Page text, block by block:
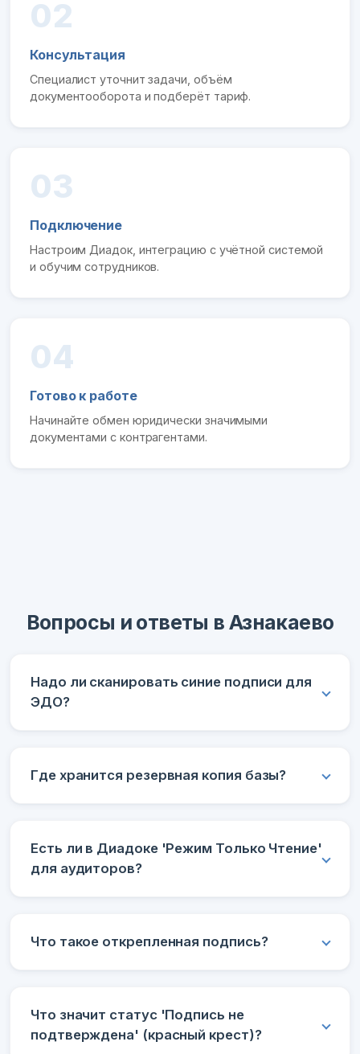
02
Консультация
Специалист уточнит задачи, объём
документооборота и подберёт тариф.
03
Подключение
Настроим Диадок, интеграцию с учётной системой
и обучим сотрудников.
04
Готово к работе
Начинайте обмен юридически значимыми
документами с контрагентами.
Вопросы и ответы в Азнакаево
Надо ли сканировать синие подписи для
ЭДО?
Где хранится резервная копия базы?
Есть ли в Диадоке 'Режим Только Чтение'
для аудиторов?
Что такое открепленная подпись?
Что значит статус 'Подпись не
подтверждена' (красный крест)?